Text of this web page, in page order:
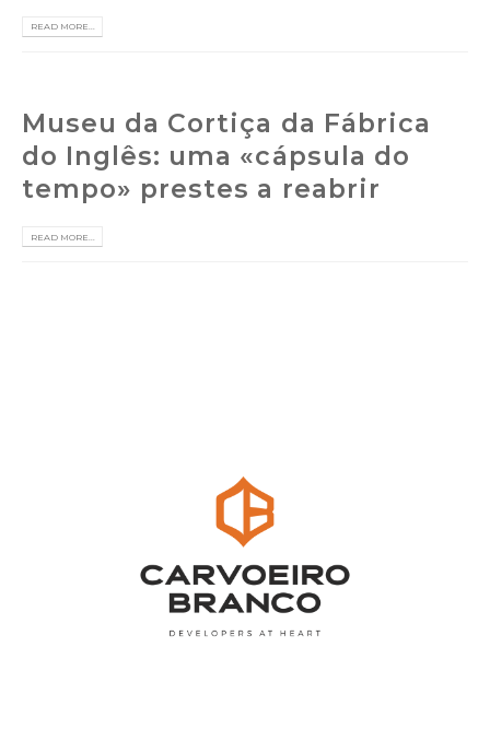
READ MORE...
Museu da Cortiça da Fábrica
do Inglês: uma «cápsula do
tempo» prestes a reabrir
READ MORE...